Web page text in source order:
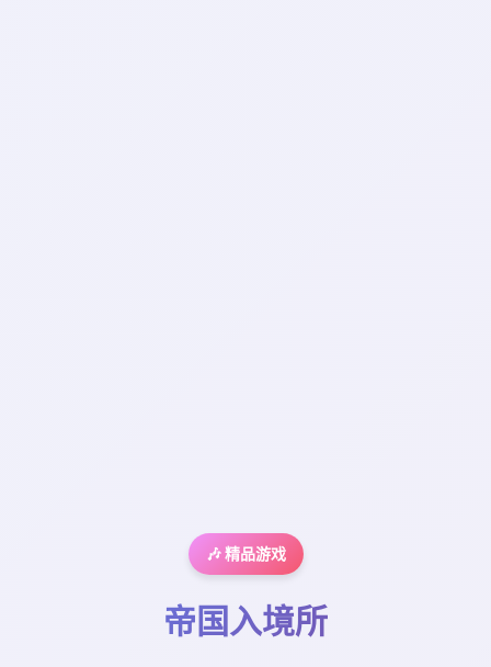
🎶 精品游戏
帝国入境所